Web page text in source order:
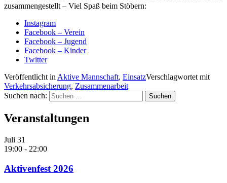
zusammengestellt – Viel Spaß beim Stöbern:
Instagram
Facebook – Verein
Facebook – Jugend
Facebook – Kinder
Twitter
Veröffentlicht in Aktive Mannschaft, EinsatzVerschlagwortet mit
Verkehrsabsicherung, Zusammenarbeit
Suchen nach:
Veranstaltungen
Juli 31
19:00 - 22:00
Aktivenfest 2026